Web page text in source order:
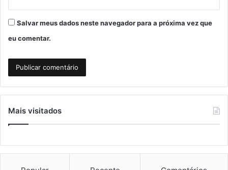
Salvar meus dados neste navegador para a próxima vez que
eu comentar.
Mais visitados